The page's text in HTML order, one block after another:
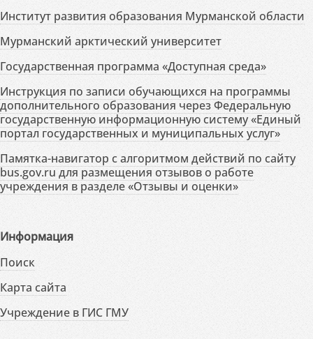
Институт развития образования Мурманской области
Мурманский арктический университет
Государственная программа «Доступная среда»
Инструкция по записи обучающихся на программы
дополнительного образования через Федеральную
государственную информационную систему «Единый
портал государственных и муниципальных услуг»
Памятка-навигатор с алгоритмом действий по сайту
bus.gov.ru для размещения отзывов о работе
учреждения в разделе «Отзывы и оценки»
Информация
Поиск
Карта сайта
Учреждение в ГИС ГМУ